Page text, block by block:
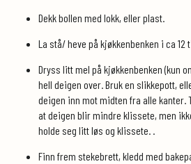
Dekk bollen med lokk, eller plast.
La stå/ heve på kjøkkenbenken i ca 12
Dryss litt mel på kjøkkenbenken (kun
hell deigen over. Bruk en slikkepott,
deigen inn mot midten fra alle
at deigen blir mindre klissete, men
holde seg litt løs og klissete. .
Finn frem stekebrett, kledd med